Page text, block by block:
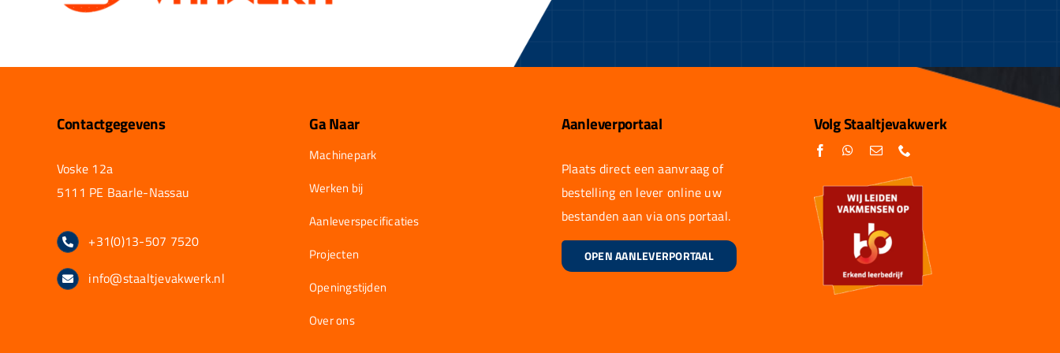
Contactgegevens
Voske 12a
5111 PE Baarle-Nassau
+31(0)13-507 7520
info@staaltjevakwerk.nl
Ga Naar
Machinepark
Werken bij
Aanleverspecificaties
Projecten
Openingstijden
Over ons
Aanleverportaal
Plaats direct een aanvraag of
bestelling en lever online uw
bestanden aan via ons portaal.
OPEN AANLEVERPORTAAL
Volg Staaltjevakwerk